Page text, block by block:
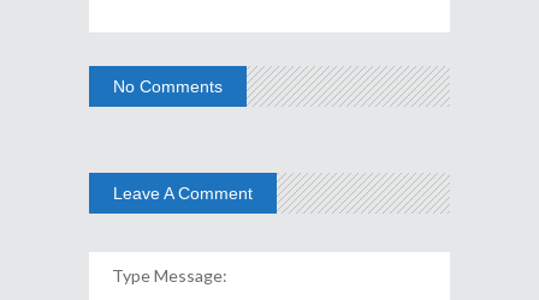
No Comments
Leave A Comment